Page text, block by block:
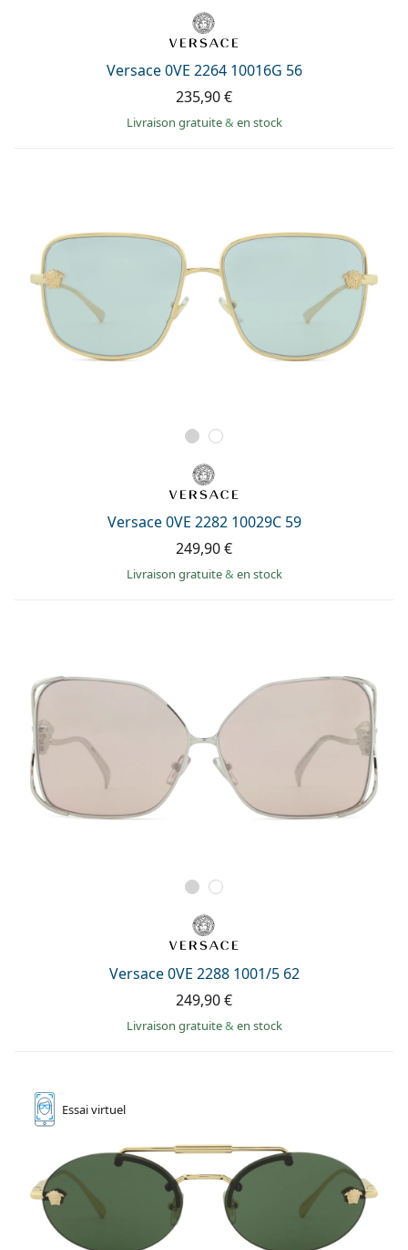
Versace 0VE 2264 10016G 56
235,90 €
Livraison gratuite& en stock
Versace 0VE 2282 10029C 59
249,90 €
Livraison gratuite& en stock
Versace 0VE 2288 1001/5 62
249,90 €
Livraison gratuite& en stock
Essaivirtuel